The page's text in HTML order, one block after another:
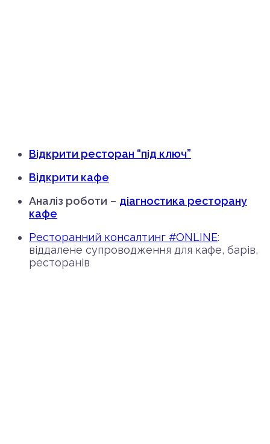
Відкрити ресторан “під ключ”
Відкрити кафе
Аналіз роботи – діагностика ресторану
кафе
Ресторанний консалтинг #ONLINE:
віддалене супроводження для кафе, барів,
ресторанів